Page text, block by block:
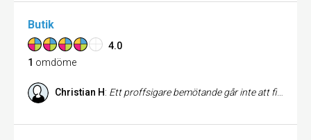
Butik
4.0
1 omdöme
Christian H: Ett proffsigare bemötande går inte att finna! Färganalyser utförs på ett kick och du får tips som gör att tom den ohändige kan skapa underverk.